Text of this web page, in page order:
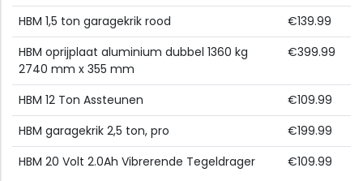
HBM 1,5 ton garagekrik rood
€139.99
HBM oprijplaat aluminium dubbel 1360 kg
2740 mm x 355 mm
€399.99
HBM 12 Ton Assteunen
€109.99
HBM garagekrik 2,5 ton, pro
€199.99
HBM 20 Volt 2.0Ah Vibrerende Tegeldrager
€109.99